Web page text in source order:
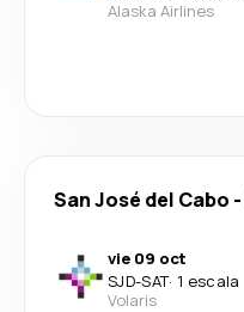
Alaska Airlines
San José del Cabo -
vie 09 oct
SJD-SAT· 1 escala
Volaris